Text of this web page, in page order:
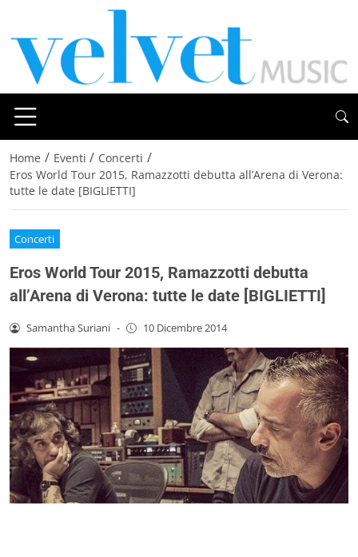
Home / Eventi / Concerti /
Eros World Tour 2015, Ramazzotti debutta all’Arena di Verona:
tutte le date [BIGLIETTI]
Concerti
Eros World Tour 2015, Ramazzotti debutta
all’Arena di Verona: tutte le date [BIGLIETTI]
Samantha Suriani - 10 Dicembre 2014